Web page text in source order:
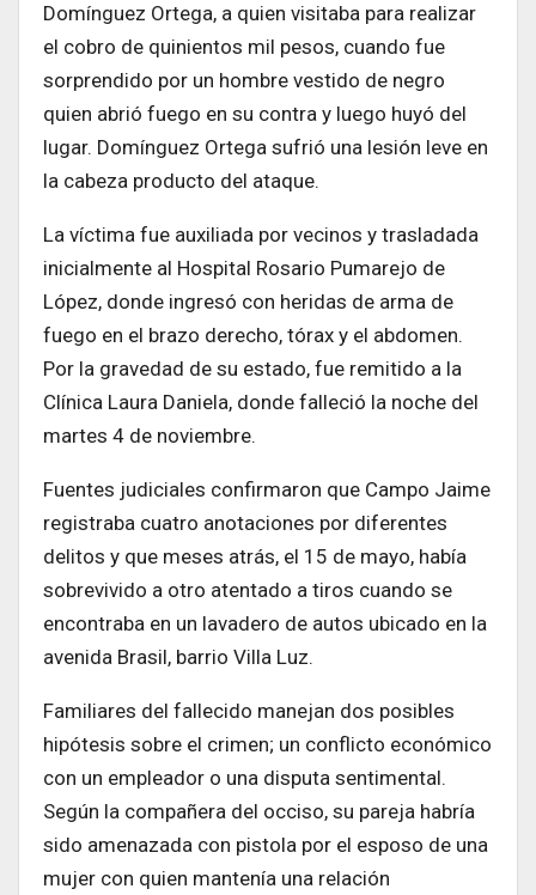
Domínguez Ortega, a quien visitaba para realizar
el cobro de quinientos mil pesos, cuando fue
sorprendido por un hombre vestido de negro
quien abrió fuego en su contra y luego huyó del
lugar. Domínguez Ortega sufrió una lesión leve en
la cabeza producto del ataque.
La víctima fue auxiliada por vecinos y trasladada
inicialmente al Hospital Rosario Pumarejo de
López, donde ingresó con heridas de arma de
fuego en el brazo derecho, tórax y el abdomen.
Por la gravedad de su estado, fue remitido a la
Clínica Laura Daniela, donde falleció la noche del
martes 4 de noviembre.
Fuentes judiciales confirmaron que Campo Jaime
registraba cuatro anotaciones por diferentes
delitos y que meses atrás, el 15 de mayo, había
sobrevivido a otro atentado a tiros cuando se
encontraba en un lavadero de autos ubicado en la
avenida Brasil, barrio Villa Luz.
Familiares del fallecido manejan dos posibles
hipótesis sobre el crimen; un conflicto económico
con un empleador o una disputa sentimental.
Según la compañera del occiso, su pareja habría
sido amenazada con pistola por el esposo de una
mujer con quien mantenía una relación